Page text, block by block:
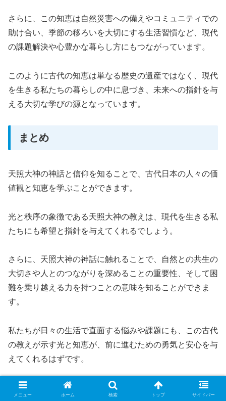
さらに、この知恵は自然災害への備えやコミュニティでの
助け合い、季節の移ろいを大切にする生活習慣など、現代
の課題解決や心豊かな暮らし方にもつながっています。
このように古代の知恵は単なる歴史の遺産ではなく、現代
を生きる私たちの暮らしの中に息づき、未来への指針を与
える大切な学びの源となっています。
まとめ
天照大神の神話と信仰を知ることで、古代日本の人々の価
値観と知恵を学ぶことができます。
光と秩序の象徴である天照大神の教えは、現代を生きる私
たちにも希望と指針を与えてくれるでしょう。
さらに、天照大神の神話に触れることで、自然との共生の
大切さや人とのつながりを深めることの重要性、そして困
難を乗り越える力を持つことの意味を知ることができま
す。
私たちが日々の生活で直面する悩みや課題にも、この古代
の教えが示す光と知恵が、前に進むための勇気と安心を与
えてくれるはずです。
主な出典元
メニュー ホーム 検索 トップ サイドバー